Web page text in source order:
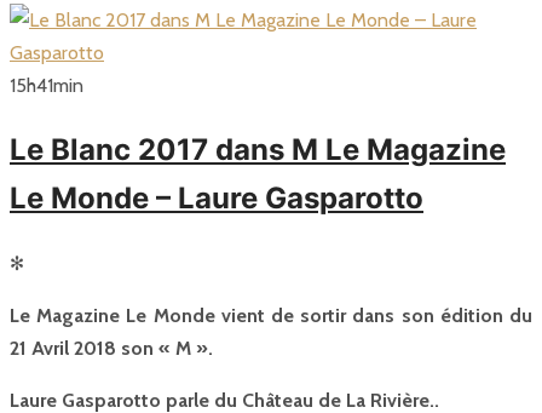
15h41min
Le Blanc 2017 dans M Le Magazine
Le Monde – Laure Gasparotto
✻
Le Magazine Le Monde vient de sortir dans son édition du
21 Avril 2018 son « M ».
Laure Gasparotto parle du Château de La Rivière..